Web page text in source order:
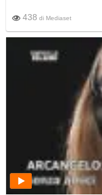
438 di Mediaset